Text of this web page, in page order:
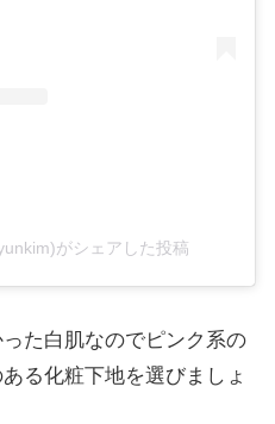
がシェアした投稿
た白肌なのでピンク系の
る化粧下地を選びましょ